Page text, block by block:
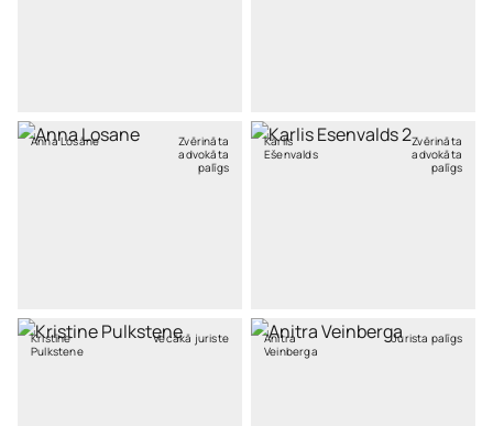
Anna Losāne
Zvērināta
advokāta
palīgs
Kārlis
Ešenvalds
Zvērināta
advokāta
palīgs
Kristīne
Pulkstene
Vecākā juriste
Anitra
Veinberga
Jurista palīgs